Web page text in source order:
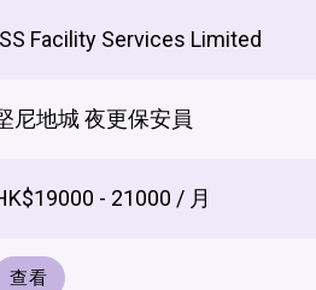
Facility Services Limited
尼地城 夜更保安員
- 21000 / 月
查看